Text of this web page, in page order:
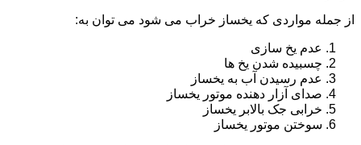
از جمله مواردی که یخساز خراب می شود می توان به:
عدم یخ سازی
چسبیده شدن یخ ها
عدم رسیدن آب به یخساز
صدای آزار دهنده موتور یخساز
خرابی جک بالابر یخساز
سوختن موتور یخساز